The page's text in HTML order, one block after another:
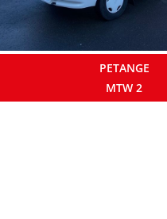
PETANGE
MTW 2